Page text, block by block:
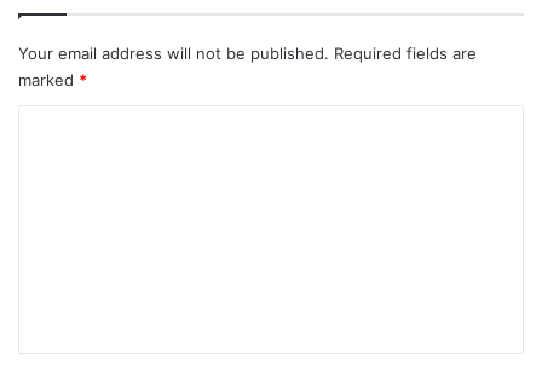
Your email address will not be published. Required fields are
marked *